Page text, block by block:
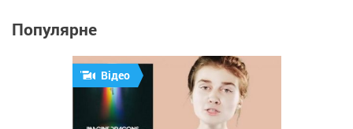
Популярне
Відео